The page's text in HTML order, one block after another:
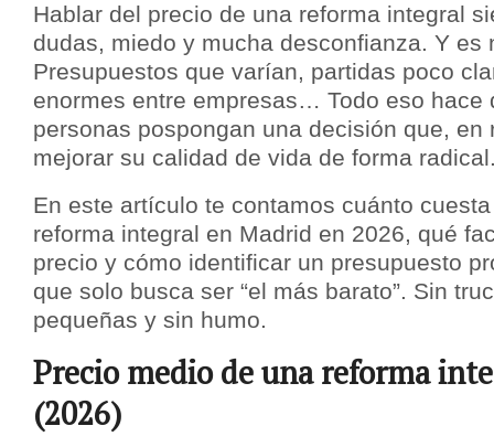
Hablar del precio de una reforma integral
dudas, miedo y mucha desconfianza. Y es
Presupuestos que varían, partidas poco
enormes entre empresas… Todo eso hace
personas pospongan una decisión que, en
mejorar su calidad de vida de forma
En este artículo te contamos cuánto
reforma integral en Madrid en 2026, qué
precio y cómo identificar un presupuesto
que solo busca ser “el más barato”. Sin
pequeñas y sin humo.
Precio medio de una reforma
(2026)